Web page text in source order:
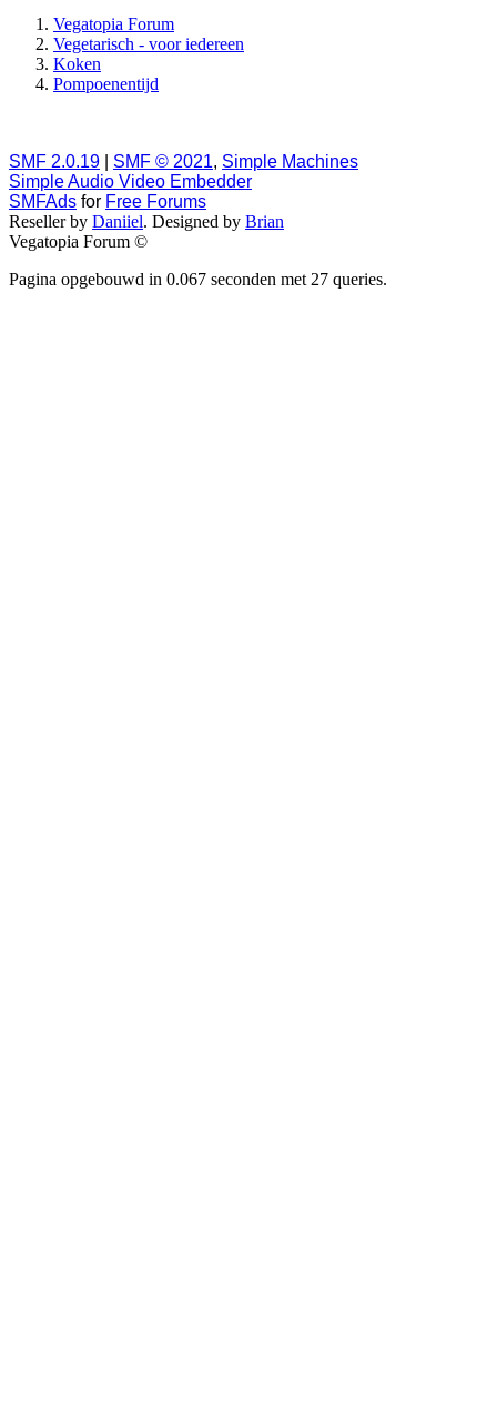
Vegatopia Forum
Vegetarisch - voor iedereen
Koken
Pompoenentijd
SMF 2.0.19 SMF © 2021, Simple Machines
Simple Audio Video Embedder
SMFAds for Free Forums
Reseller by Daniiel. Designed by Brian
Vegatopia Forum ©
Pagina opgebouwd in 0.067 seconden met 27 queries.